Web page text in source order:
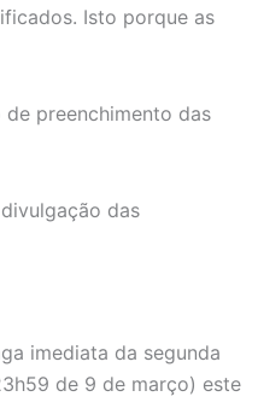
Isto porque as
preenchimento das
das
imediata da segunda
de 9 de março) este